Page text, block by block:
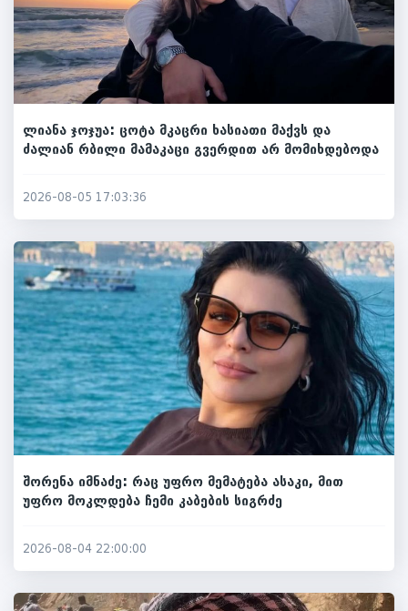
ლიანა ჯოჯუა: ცოტა მკაცრი ხასიათი მაქვს და
ძალიან რბილი მამაკაცი გვერდით არ მომიხდებოდა
2026-08-05 17:03:36
შორენა იმნაძე: რაც უფრო მემატება ასაკი, მით
უფრო მოკლდება ჩემი კაბების სიგრძე
2026-08-04 22:00:00